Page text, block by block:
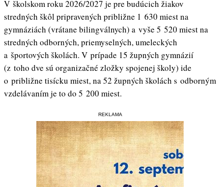
V školskom roku 2026/2027 je pre budúcich žiakov
stredných škôl pripravených približne 1 630 miest na
gymnáziách (vrátane bilingválnych) a vyše 5 520 miest na
stredných odborných, priemyselných, umeleckých
a športových školách. V prípade 15 župných gymnázií
(z toho dve sú organizačné zložky spojenej školy) ide
o približne tisícku miest, na 52 župných školách s odborným
vzdelávaním je to do 5 200 miest.
REKLAMA